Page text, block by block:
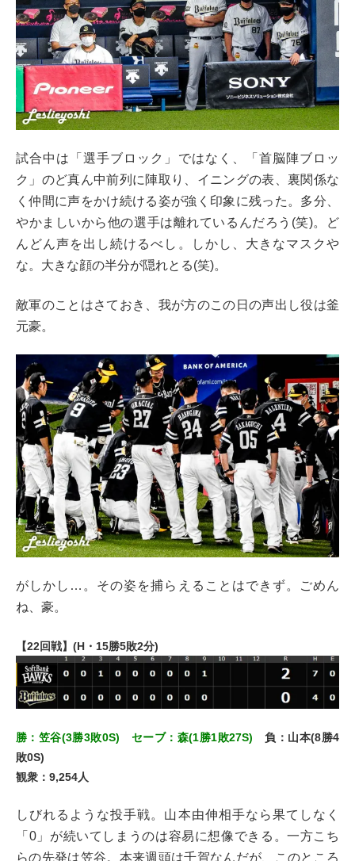
試合中は「選手ブロック」ではなく、「首脳陣ブロッ
ク」のど真ん中前列に陣取り、イニングの表、裏関係な
く仲間に声をかけ続ける姿が強く印象に残った。多分、
やかましいから他の選手は離れているんだろう(笑)。ど
んどん声を出し続けるべし。しかし、大きなマスクや
な。大きな顔の半分が隠れとる(笑)。
敵軍のことはさておき、我が方のこの日の声出し役は釜
元豪。
がしかし…。その姿を捕らえることはできず。ごめん
ね、豪。
【22回戦】(H・15勝5敗2分)
勝：笠谷(3勝3敗0S) セーブ：森(1勝1敗27S) 負：山本(8勝4
敗0S)
観衆：9,254人
しびれるような投手戦。山本由伸相手なら果てしなく
「0」が続いてしまうのは容易に想像できる。一方こち
らの先発は笠谷。本来週頭は千賀なんだが、このところ